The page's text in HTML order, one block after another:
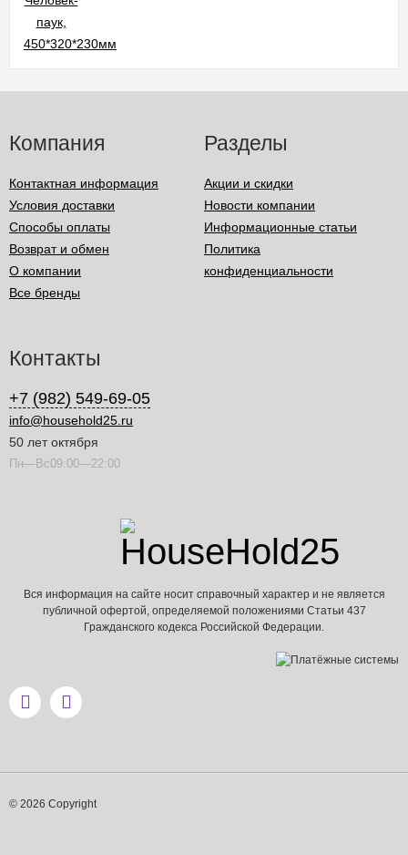
Компания
Контактная информация
Условия доставки
Способы оплаты
Возврат и обмен
О компании
Все бренды
Разделы
Акции и скидки
Новости компании
Информационные статьи
Политика
конфиденциальности
Контакты
+7 (982) 549-69-05
info@household25.ru
50 лет октября
Пн—Вс09:00—22:00
Вся информация на сайте носит справочный характер и не является
публичной офертой, определяемой положениями Статьи 437
Гражданского кодекса Российской Федерации.
© 2026 Copyright